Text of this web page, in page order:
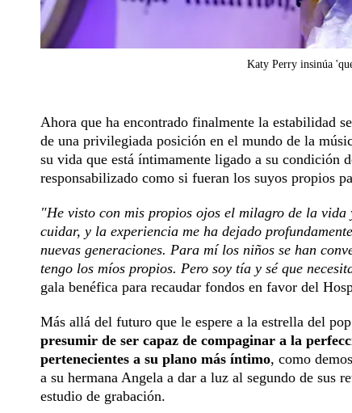
Katy Perry insinúa
Ahora que ha encontrado finalmente la estabilidad
de una privilegiada posición en el mundo de la
su vida que está íntimamente ligado a su condición
responsabilizado como si fueran los suyos propios
"He visto con mis propios ojos el milagro de la vida
cuidar, y la experiencia me ha dejado
nuevas generaciones. Para mí los niños se han
tengo los míos propios. Pero soy tía y sé que
gala benéfica para recaudar fondos en favor del
Más allá del futuro que le espere a la estrella del
presumir de ser capaz de compaginar a la
pertenecientes a su plano más íntimo, como
a su hermana Angela a dar a luz al segundo de sus
estudio de grabación.